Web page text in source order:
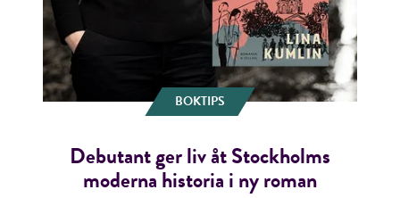
BOKTIPS
Debutant ger liv åt Stockholms
moderna historia i ny roman